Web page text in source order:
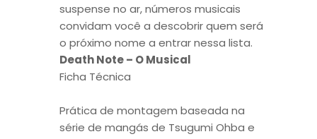
suspense no ar, números musicais
convidam você a descobrir quem será
o próximo nome a entrar nessa lista.
Death Note – O Musical
Ficha Técnica
Prática de montagem baseada na
série de mangás de Tsugumi Ohba e